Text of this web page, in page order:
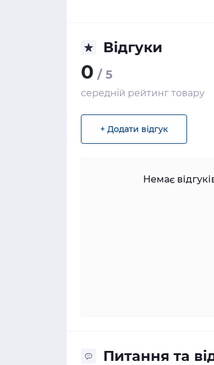
Відгуки
0 / 5
середній рейтинг товару
+ Додати відгук
Немає
Питання та